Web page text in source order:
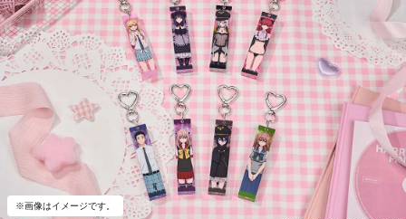
※画像はイメージです。